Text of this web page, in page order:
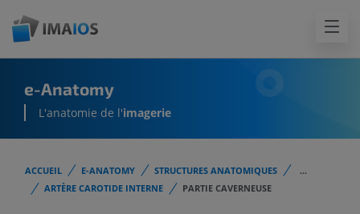
e-Anatomy
L'anatomie de l'imagerie
ACCUEIL E-ANATOMY STRUCTURES ANATOMIQUES
...
ARTÈRE CAROTIDE INTERNE
PARTIE CAVERNEUSE